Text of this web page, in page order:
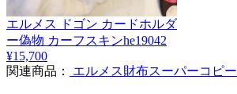
3
エルメス ドゴン カードホルダ
ー偽物 カーフスキンhe19042
¥15,700
関連商品：
エルメス財布スーパーコピー